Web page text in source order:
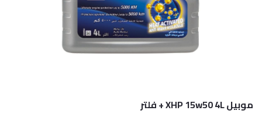
موبيل XHP 15w50 4L + فلتر